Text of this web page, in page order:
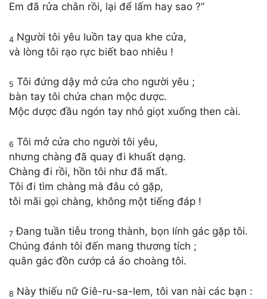
Em đã rửa chân rồi, lại để lấm hay sao ?”
4 Người tôi yêu luồn tay qua khe cửa,
và lòng tôi rạo rực biết bao nhiêu !
5 Tôi đứng dậy mở cửa cho người yêu ;
bàn tay tôi chứa chan mộc dược.
Mộc dược đầu ngón tay nhỏ giọt xuống then cài.
6 Tôi mở cửa cho người tôi yêu,
nhưng chàng đã quay đi khuất dạng.
Chàng đi rồi, hồn tôi như đã mất.
Tôi đi tìm chàng mà đâu có gặp,
tôi mãi gọi chàng, không một tiếng đáp !
7 Đang tuần tiễu trong thành, bọn lính gác gặp tôi.
Chúng đánh tôi đến mang thương tích ;
quân gác đồn cướp cả áo choàng tôi.
8 Này thiếu nữ Giê-ru-sa-lem, tôi van nài các bạn :